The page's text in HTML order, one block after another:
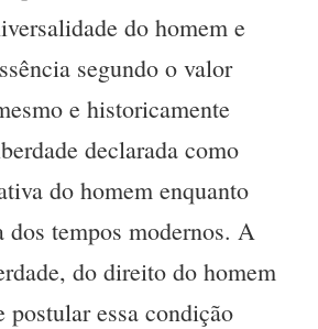
do homem e
segundo o valor
e historicamente
declarada como
do homem enquanto
dos tempos modernos. A
do direito do homem
postular essa condição